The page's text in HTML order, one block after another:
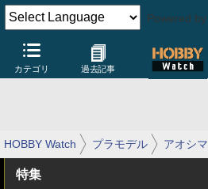
Powered by
カテゴリ 過去記事
HOBBY Watch プラモデル アオシマ
特集